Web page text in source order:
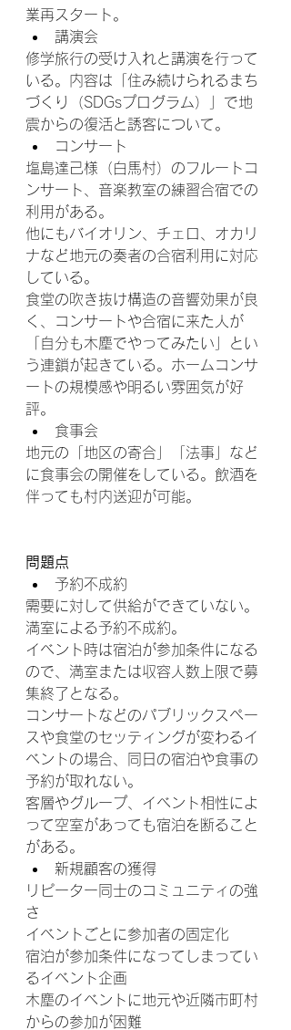
業再スタート。
講演会
修学旅行の受け入れと講演を行って
いる。内容は「住み続けられるまち
づくり（SDGsプログラム）」で地
震からの復活と誘客について。
コンサート
塩島達己様（白馬村）のフルートコ
ンサート、音楽教室の練習合宿での
利用がある。
他にもバイオリン、チェロ、オカリ
ナなど地元の奏者の合宿利用に対応
している。
食堂の吹き抜け構造の音響効果が良
く、コンサートや合宿に来た人が
「自分も木塵でやってみたい」とい
う連鎖が起きている。ホームコンサ
ートの規模感や明るい雰囲気が好
評。
食事会
地元の「地区の寄合」「法事」など
に食事会の開催をしている。飲酒を
伴っても村内送迎が可能。
問題点
予約不成約
需要に対して供給ができていない。
満室による予約不成約。
イベント時は宿泊が参加条件になる
ので、満室または収容人数上限で募
集終了となる。
コンサートなどのパブリックスペー
スや食堂のセッティングが変わるイ
ベントの場合、同日の宿泊や食事の
予約が取れない。
客層やグループ、イベント相性によ
って空室があっても宿泊を断ること
がある。
新規顧客の獲得
リピーター同士のコミュニティの強
さ
イベントごとに参加者の固定化
宿泊が参加条件になってしまってい
るイベント企画
木塵のイベントに地元や近隣市町村
からの参加が困難